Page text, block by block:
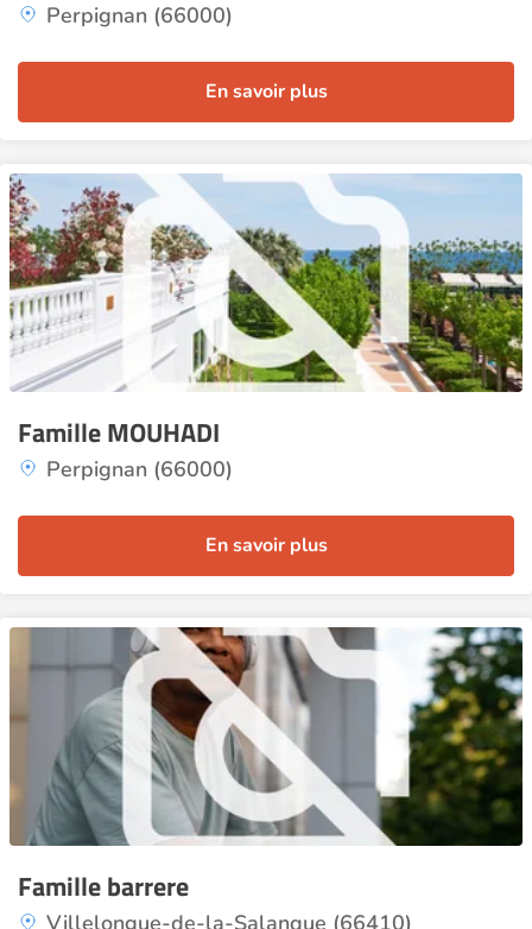
Perpignan (66000)
En savoir plus
Famille MOUHADI
Perpignan (66000)
En savoir plus
Famille barrere
Villelongue-de-la-Salanque (66410)